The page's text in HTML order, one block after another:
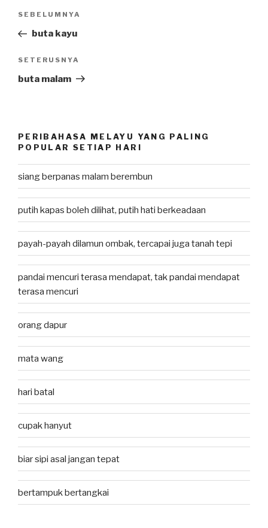
Post
Previous
Post
SEBELUMNYA
buta kayu
Next
Post
SETERUSNYA
buta malam
PERIBAHASA MELAYU YANG PALING
POPULAR SETIAP HARI
siang berpanas malam berembun
putih kapas boleh dilihat, putih hati berkeadaan
payah-payah dilamun ombak, tercapai juga tanah tepi
pandai mencuri terasa mendapat, tak pandai mendapat
terasa mencuri
orang dapur
mata wang
hari batal
cupak hanyut
biar sipi asal jangan tepat
bertampuk bertangkai